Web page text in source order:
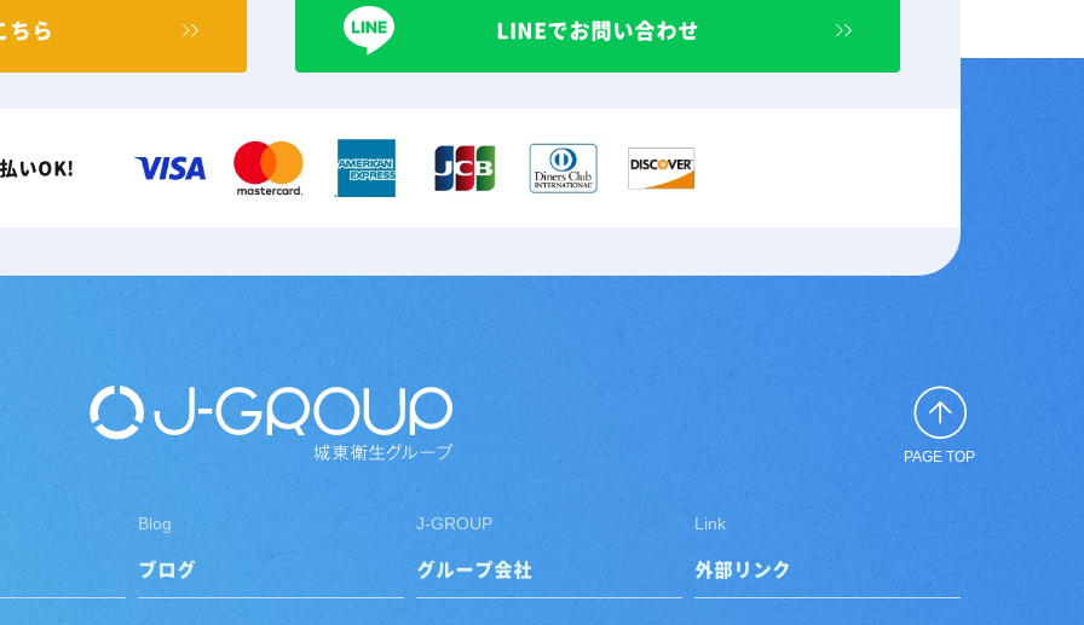
ちら LINEでお問い合わせ
いOK!
PAGE TOP
Blog
ブログ
J-GROUP
グループ会社
Link
外部リンク